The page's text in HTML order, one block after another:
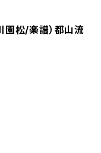
松/楽譜）都山流